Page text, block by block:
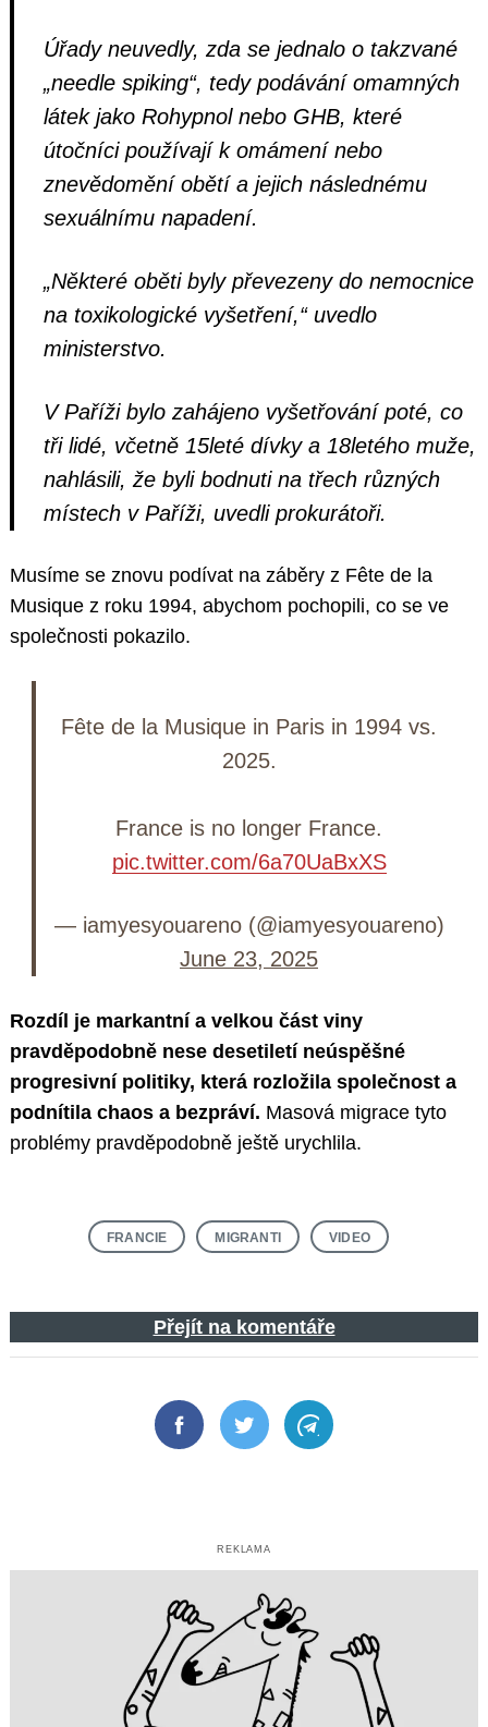
Úřady neuvedly, zda se jednalo o takzvané
„needle spiking“, tedy podávání omamných
látek jako Rohypnol nebo GHB, které
útočníci používají k omámení nebo
znevědomění obětí a jejich následnému
sexuálnímu napadení.
„Některé oběti byly převezeny do nemocnice
na toxikologické vyšetření,“ uvedlo
ministerstvo.
V Paříži bylo zahájeno vyšetřování poté, co
tři lidé, včetně 15leté dívky a 18letého muže,
nahlásili, že byli bodnuti na třech různých
místech v Paříži, uvedli prokurátoři.
Musíme se znovu podívat na záběry z Fête de la
Musique z roku 1994, abychom pochopili, co se ve
společnosti pokazilo.
Fête de la Musique in Paris in 1994 vs.
2025.
France is no longer France.
pic.twitter.com/6a70UaBxXS
— iamyesyouareno (@iamyesyouareno)
June 23, 2025
Rozdíl je markantní a velkou část viny
pravděpodobně nese desetiletí neúspěšné
progresivní politiky, která rozložila společnost a
podnítila chaos a bezpráví. Masová migrace tyto
problémy pravděpodobně ještě urychlila.
FRANCIE MIGRANTI VIDEO
Přejít na komentáře
FacebookTwitter Telegram
REKLAMA